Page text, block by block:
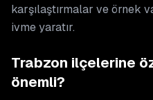
karşılaştırmalar ve örnek
ivme yaratır.
Trabzon ilçelerine
önemli?